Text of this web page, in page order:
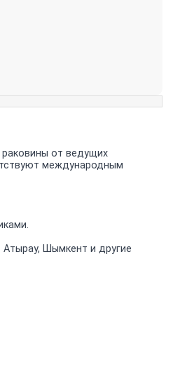
от ведущих
международным
Шымкент и другие